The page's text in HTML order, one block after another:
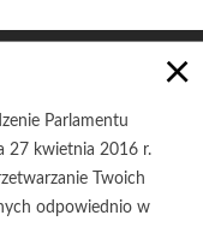
UDOSTĘPNIANIA
na rzecz
×
Parlamentu
27 kwietnia 2016 r.
Twoich
odpowiednio w